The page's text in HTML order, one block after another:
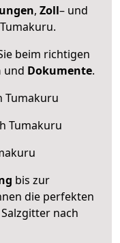
, Zoll– und
beim richtigen
und Dokumente.
Tumakuru
Tumakuru
bis zur
die perfekten
nach